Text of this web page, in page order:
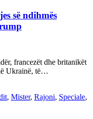
së ndihmës
francezët dhe britanikët
Ukrainë, të…
, Mister, Rajoni, Speciale,